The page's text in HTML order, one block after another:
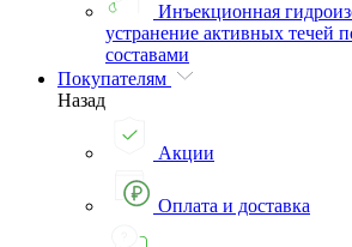
Инъекционная
устранение активных течей
составами
Покупателям
Назад
Акции
Оплата и доставка